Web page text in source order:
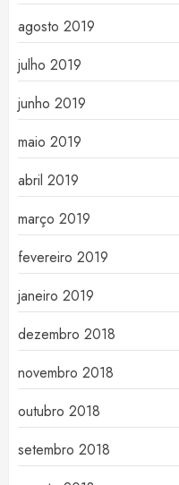
agosto 2019
julho 2019
junho 2019
maio 2019
abril 2019
março 2019
fevereiro 2019
janeiro 2019
dezembro 2018
novembro 2018
outubro 2018
setembro 2018